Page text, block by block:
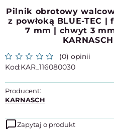
Pilnik obrotowy
z powłoką BLUE-TEC
7 mm | chwyt 3
(0) opinii
KAR_116080030
Producent:
KARNASCH
Zapytaj o produkt